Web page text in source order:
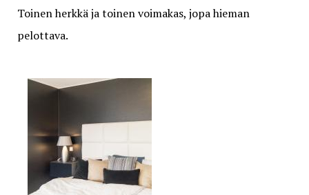
Toinen herkkä ja toinen voimakas, jopa hieman
pelottava.